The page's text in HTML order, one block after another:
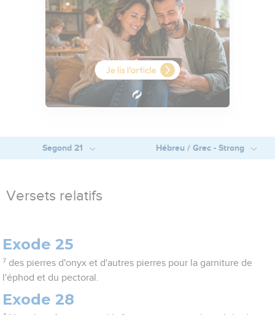
Segond 21 Hébreu / Grec - Strong
Versets relatifs
Exode 25
7 des pierres d'onyx et d'autres pierres pour la garniture de
l'éphod et du pectoral.
Exode 28